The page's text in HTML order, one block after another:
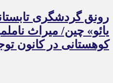
رونق گردشگری
یائو» چین/ میراث
کوهستانی در کانون